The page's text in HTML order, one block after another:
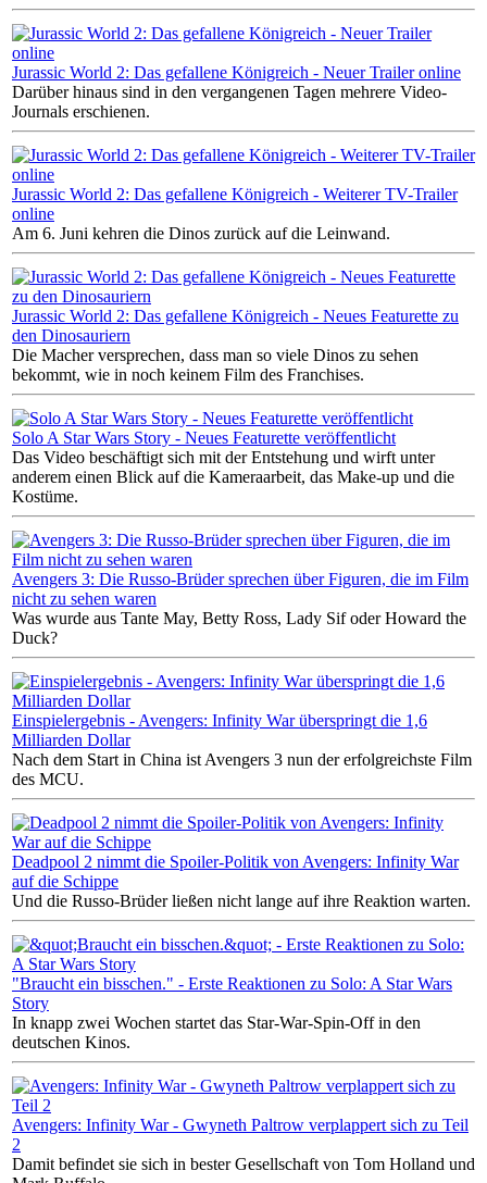
Jurassic World 2: Das gefallene Königreich - Neuer Trailer online
Darüber hinaus sind in den vergangenen Tagen mehrere Video-
Journals erschienen.
Jurassic World 2: Das gefallene Königreich - Weiterer TV-Trailer
online
Am 6. Juni kehren die Dinos zurück auf die Leinwand.
Jurassic World 2: Das gefallene Königreich - Neues Featurette zu
den Dinosauriern
Die Macher versprechen, dass man so viele Dinos zu sehen
bekommt, wie in noch keinem Film des Franchises.
Solo A Star Wars Story - Neues Featurette veröffentlicht
Das Video beschäftigt sich mit der Entstehung und wirft unter
anderem einen Blick auf die Kameraarbeit, das Make-up und die
Kostüme.
Avengers 3: Die Russo-Brüder sprechen über Figuren, die im Film
nicht zu sehen waren
Was wurde aus Tante May, Betty Ross, Lady Sif oder Howard the
Duck?
Einspielergebnis - Avengers: Infinity War überspringt die 1,6
Milliarden Dollar
Nach dem Start in China ist Avengers 3 nun der erfolgreichste Film
des MCU.
Deadpool 2 nimmt die Spoiler-Politik von Avengers: Infinity War
auf die Schippe
Und die Russo-Brüder ließen nicht lange auf ihre Reaktion warten.
"Braucht ein bisschen." - Erste Reaktionen zu Solo: A Star Wars
Story
In knapp zwei Wochen startet das Star-War-Spin-Off in den
deutschen Kinos.
Avengers: Infinity War - Gwyneth Paltrow verplappert sich zu Teil
2
Damit befindet sie sich in bester Gesellschaft von Tom Holland und